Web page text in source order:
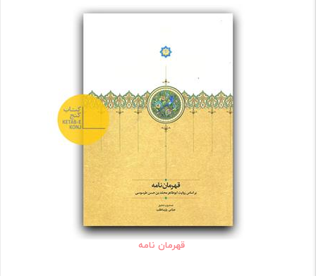
قهرمان نامه